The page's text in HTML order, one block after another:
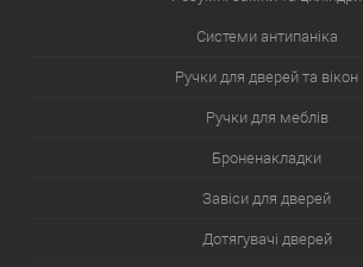
Системи антипаніка
Ручки для дверей та вікон
Ручки для меблів
Броненакладки
Завіси для дверей
Дотягувачі дверей